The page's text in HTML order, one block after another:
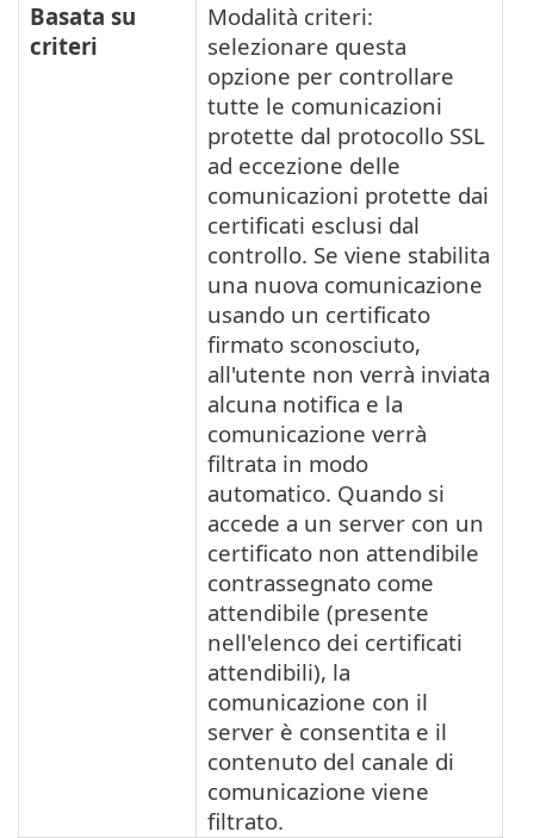
Basata su
criteri
Modalità criteri:
selezionare questa
opzione per controllare
tutte le comunicazioni
protette dal protocollo SSL
ad eccezione delle
comunicazioni protette dai
certificati esclusi dal
controllo. Se viene stabilita
una nuova comunicazione
usando un certificato
firmato sconosciuto,
all'utente non verrà inviata
alcuna notifica e la
comunicazione verrà
filtrata in modo
automatico. Quando si
accede a un server con un
certificato non attendibile
contrassegnato come
attendibile (presente
nell'elenco dei certificati
attendibili), la
comunicazione con il
server è consentita e il
contenuto del canale di
comunicazione viene
filtrato.